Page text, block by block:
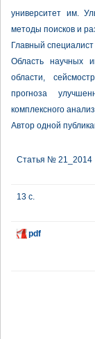
университет им.
методы поисков и
Главный
Область научных
области,
прогноза
комплексного
Автор одной
Статья № 21_2014
13 с.
pdf